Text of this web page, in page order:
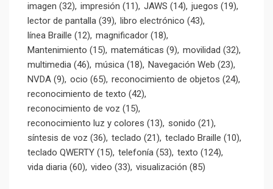
imagen (32) impresión (11) JAWS (14) juegos (19)
lector de pantalla (39) libro electrónico (43)
línea Braille (12) magnificador (18)
Mantenimiento (15) matemáticas (9) movilidad (32)
multimedia (46) música (18) Navegación Web (23)
NVDA (9) ocio (65) reconocimiento de objetos (24)
reconocimiento de texto (42)
reconocimiento de voz (15)
reconocimiento luz y colores (13) sonido (21)
síntesis de voz (36) teclado (21) teclado Braille (10)
teclado QWERTY (15) telefonía (53) texto (124)
vida diaria (60) video (33) visualización (85)